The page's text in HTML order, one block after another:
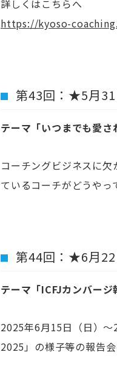
詳しくはこちらへ
https://kyoso-
第43回：★5月31
テーマ「いつまでも愛さ
コーチングビジネスに
ているコーチがどうや
第44回：★6月22
テーマ「ICFJカンバージ
2025年6月15日（日）～
2025 」の様子等の報告